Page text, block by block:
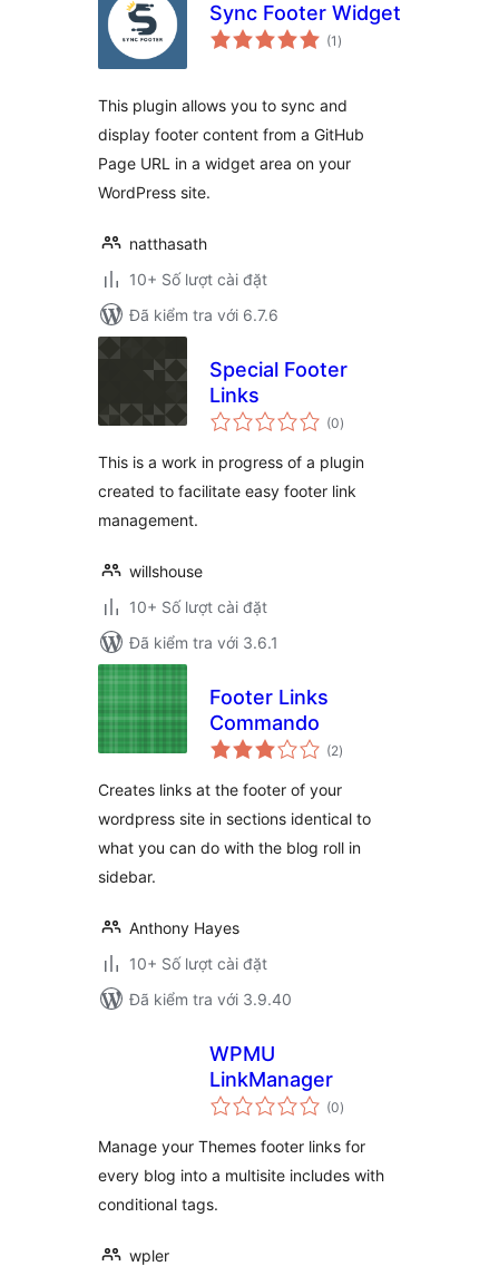
Sync Footer Widget
(1 tổng
đánh
)
This plugin allows you to sync and
display footer content from a GitHub
Page URL in a widget area on your
WordPress site.
natthasath
10+ Số lượt cài đặt
Đã kiểm tra với 6.7.6
Special Footer
Links
(0tổng
đánh
)
This is a work in progress of a plugin
created to facilitate easy footer link
management.
willshouse
10+ Số lượt cài đặt
Đã kiểm tra với 3.6.1
Footer Links
Commando
(2tổng
đánh
)
Creates links at the footer of your
wordpress site in sections identical to
what you can do with the blog roll in
sidebar.
Anthony Hayes
10+ Số lượt cài đặt
Đã kiểm tra với 3.9.40
WPMU
LinkManager
(0tổng
đánh
)
Manage your Themes footer links for
every blog into a multisite includes with
conditional tags.
wpler